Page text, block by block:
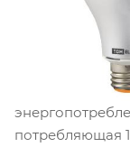
потребляющая